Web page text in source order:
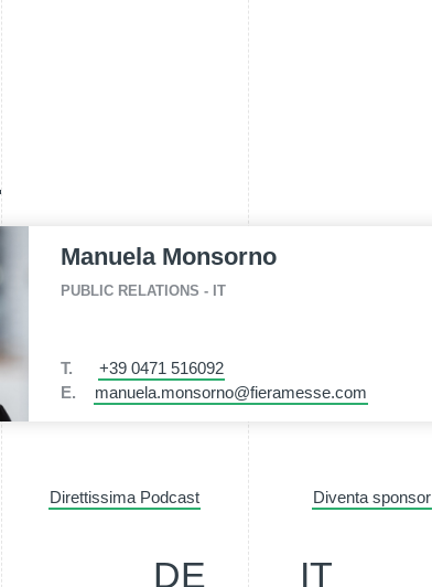
Manuela Monsorno
PUBLIC RELATIONS - IT
T.
+39 0471 516092
E.
manuela.monsorno@fieramesse.com
Direttissima Podcast Diventa sponsor
DE IT